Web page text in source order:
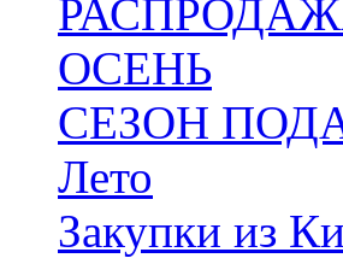
ОСЕНЬ
СЕЗОН
Лето
Закупки из